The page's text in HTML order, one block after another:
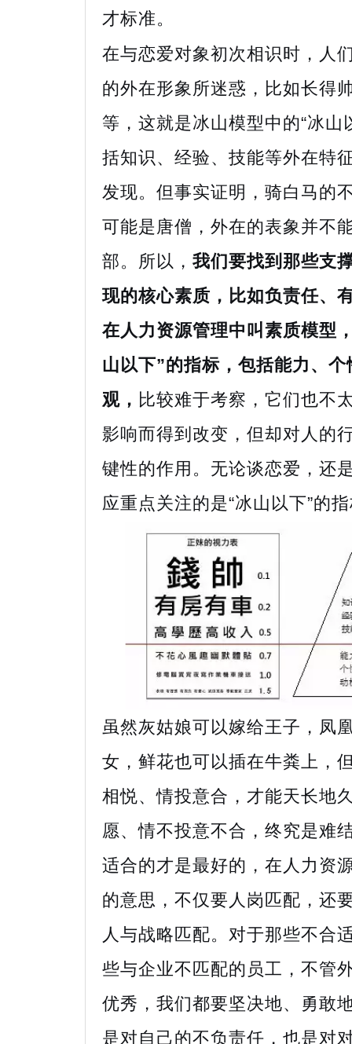
才标准。
在与恋爱对象初次相识时，人
的外在形象所迷惑，比如长得
等，这就是冰山模型中的“冰山
括知识、经验、技能等外在特
发现。但事实证明，骑白马的
可能是唐僧，外在的表象并不
部。所以， 我们要找到那些支
现的核心素质，比如负责任、
在人力资源管理中叫素质模型
山以下”的指标，包括能力、
观， 比较难于考察，它们也不
影响而得到改变，但却对人的
键性的作用。无论谈恋爱，还
应重点关注的是“冰山以下”的
虽然灰姑娘可以嫁给王子，凤
女，鲜花也可以插在牛粪上，
相悦、情投意合，才能天长地
愿、情不投意不合，终究是难
适合的才是最好的，在人力资
的意思，不仅要人岗匹配，还
人与战略匹配。对于那些不合
些与企业不匹配的员工，不管
优秀，我们都要坚决地、勇敢
是对自己的不负责任，也是对